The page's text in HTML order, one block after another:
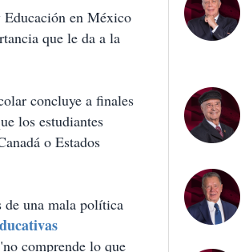
en México
que le da a la
concluye a finales
los estudiantes
o Estados
de una mala política
comprende lo que